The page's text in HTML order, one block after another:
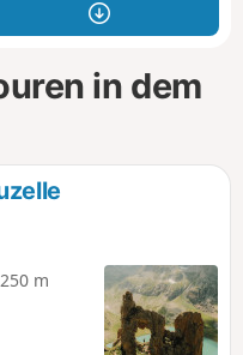
in dem
m